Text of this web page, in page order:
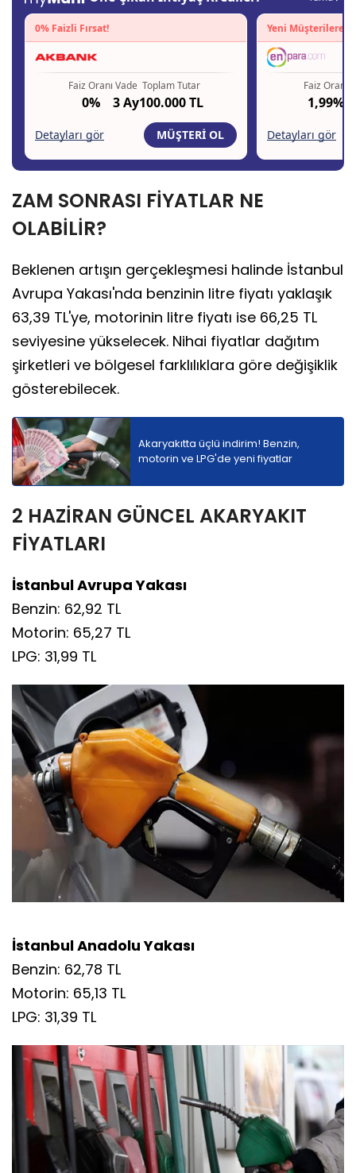
ZAM SONRASI FİYATLAR NE
OLABİLİR?
Beklenen artışın gerçekleşmesi halinde İstanbul
Avrupa Yakası'nda benzinin litre fiyatı yaklaşık
63,39 TL'ye, motorinin litre fiyatı ise 66,25 TL
seviyesine yükselecek. Nihai fiyatlar dağıtım
şirketleri ve bölgesel farklılıklara göre değişiklik
gösterebilecek.
Akaryakıtta üçlü indirim! Benzin,
motorin ve LPG'de yeni fiyatlar
2 HAZİRAN GÜNCEL AKARYAKIT
FİYATLARI
İstanbul Avrupa Yakası
Benzin: 62,92 TL
Motorin: 65,27 TL
LPG: 31,99 TL
İstanbul Anadolu Yakası
Benzin: 62,78 TL
Motorin: 65,13 TL
LPG: 31,39 TL